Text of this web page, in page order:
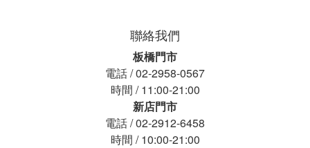
聯絡我們
板橋門市
電話 / 02-2958-0567
時間 / 11:00-21:00
新店門市
電話 / 02-2912-6458
時間 / 10:00-21:00